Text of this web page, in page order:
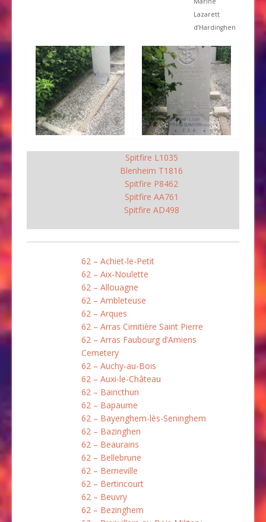
Lazarett
d’Hardinghen
Spitfire L1035
Blenheim T1816
Spitfire P8462
Spitfire AA761
Spitfire AD498
62 – Achiet-le-Petit
62 – Aix-Noulette
62 – Allouagne
62 – Ambleteuse
62 – Arques
62 – Arras Cimitière Saint Pierre
62 – Arras Faubourg d’Amiens
Cemetery
62 – Auchy-au-Bois
62 – Auxi-le-Château
62 – Baincthun
62 – Bapaume
62 – Bayenghem-lès-Seninghem
62 – Bazinghen
62 – Beaurains
62 – Bellebrune
62 – Berneville
62 – Bertincourt
62 – Beuvry
62 – Bezinghem